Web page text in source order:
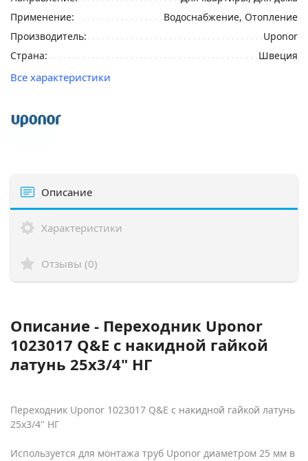
Применение:
Водоснабжение, Отопление
Производитель:
Uponor
Страна:
Швеция
Все характеристики
Описание
Характеристики
Отзывы (0)
Описание - Переходник Uponor
1023017 Q&E с накидной гайкой
латунь 25x3/4" НГ
Переходник Uponor 1023017 Q&E с накидной гайкой латунь
25x3/4" НГ
Используется для монтажа труб Uponor диаметром 25 мм в